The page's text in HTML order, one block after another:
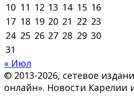
10 11 12 13 14 15 16
17 18 19 20 21 22 23
24 25 26 27 28 29 30
31
« Июл
© 2013-2026, сетевое
онлайн». Новости Карелии